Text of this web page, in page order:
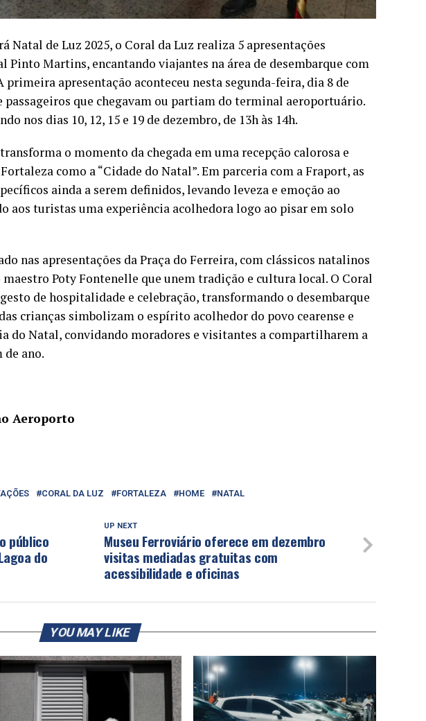
Natal de Luz 2025, o Coral da Luz realiza 5 apresentações
Pinto Martins, encantando viajantes na área de desembarque com
apresentação aconteceu nesta segunda-feira, dia 8 de
passageiros que chegavam ou partiam do terminal aeroportuário.
nos dias 10, 12, 15 e 19 de dezembro, de 13h às 14h.
o momento da chegada em uma recepção calorosa e
como a “Cidade do Natal”. Em parceria com a Fraport, as
ainda a serem definidos, levando leveza e emoção ao
aos turistas uma experiência acolhedora logo ao pisar em solo
nas apresentações da Praça do Ferreira, com clássicos natalinos
Poty Fontenelle que unem tradição e cultura local. O Coral
de hospitalidade e celebração, transformando o desembarque
crianças simbolizam o espírito acolhedor do povo cearense e
do Natal, convidando moradores e visitantes a compartilharem a
de ano.
Aeroporto
CORAL DA LUZ FORTALEZA HOME NATAL
UP NEXT
Museu Ferroviário oferece em dezembro
visitas mediadas gratuitas com
acessibilidade e oficinas
público
do
YOU MAY LIKE